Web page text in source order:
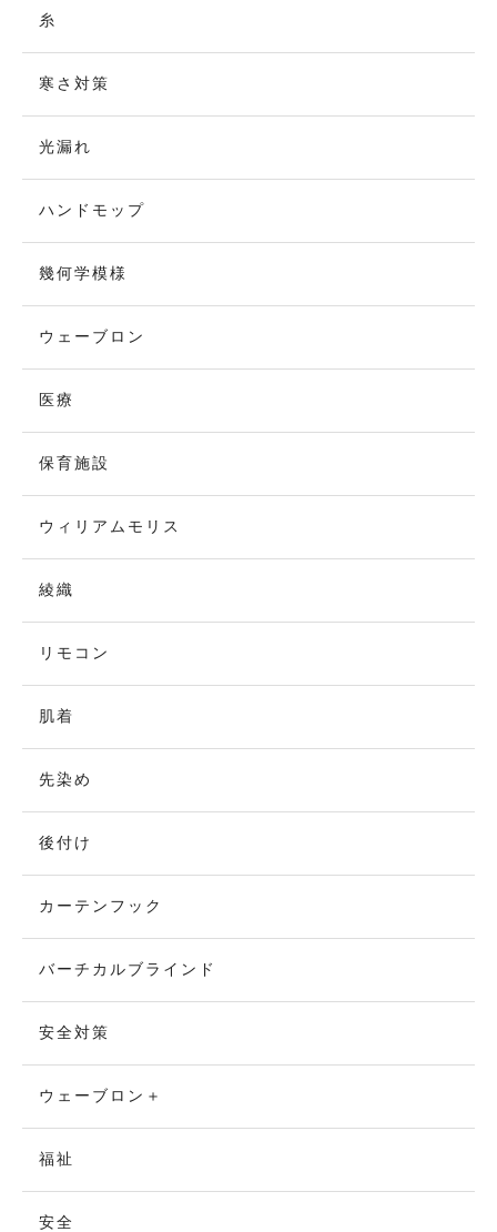
糸
寒さ対策
光漏れ
ハンドモップ
幾何学模様
ウェーブロン
医療
保育施設
ウィリアムモリス
綾織
リモコン
肌着
先染め
後付け
カーテンフック
バーチカルブラインド
安全対策
ウェーブロン＋
福祉
安全